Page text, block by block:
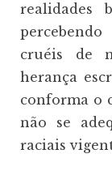
realidades
cruéis de
herança
conforma o
não se
raciais